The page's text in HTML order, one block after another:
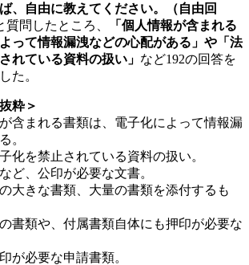
、自由に教えてください。（自由回
質問したところ、
「個人情報が含まれる
って情報漏洩などの心配がある」や「法
れている資料の扱い」 など192の回答を
た。
粋＞
含まれる書類は、電子化によって情報漏
。
化を禁止されている資料の扱い。
ど、公印が必要な文書。
大きな書類、大量の書類を添付するも
書類や、付属書類自体にも押印が必要な
が必要な申請書類。